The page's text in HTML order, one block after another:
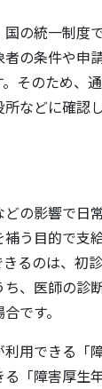
の統一制度
の条件や申
そのため、
などに確認
の影響で日
う目的で支
るのは、初
、医師の診
です。
用できる「
「障害厚生